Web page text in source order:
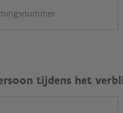
tijdens het